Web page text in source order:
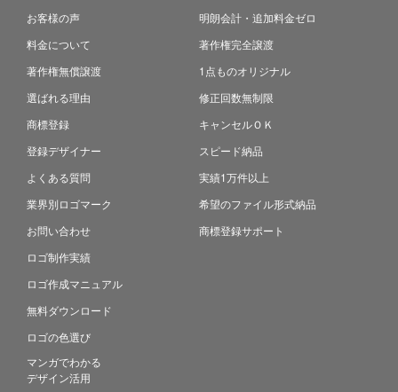
お客様の声
料金について
著作権無償譲渡
選ばれる理由
商標登録
登録デザイナー
よくある質問
業界別ロゴマーク
お問い合わせ
ロゴ制作実績
ロゴ作成マニュアル
無料ダウンロード
ロゴの色選び
マンガでわかる
デザイン活用
明朗会計・追加料金ゼロ
著作権完全譲渡
1点ものオリジナル
修正回数無制限
キャンセルＯＫ
スピード納品
実績1万件以上
希望のファイル形式納品
商標登録サポート